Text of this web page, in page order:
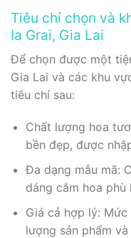
Tiêu chí chọn và
Ia Grai, Gia Lai
Để chọn được một
Gia Lai và các khu
tiêu chí sau:
Chất lượng hoa
bền đẹp, được
Đa dạng mẫu mã:
dáng cắm hoa phù
Giá cả hợp lý:
lượng sản phẩm